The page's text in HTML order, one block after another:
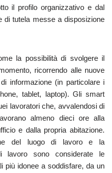
il profilo organizzativo e dal
di tutela messe a disposizione
la possibilità di svolgere il
ricorrendo alle nuove
informazione (in particolare i
tablet, laptop). Gli smart
lavoratori che, avvalendosi di
almeno dieci ore alla
e dalla propria abitazione.
del luogo di lavoro e la
lavoro sono considerate le
più idonee a soddisfare, da un